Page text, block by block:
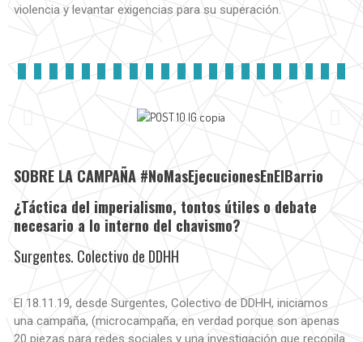
violencia y levantar exigencias para su superación.
SOBRE LA CAMPAÑA #NoMasEjecucionesEnElBarrio
¿Táctica del imperialismo, tontos útiles o debate
necesario a lo interno del chavismo?
Surgentes. Colectivo de DDHH
El 18.11.19, desde Surgentes, Colectivo de DDHH, iniciamos
una campaña, (microcampaña, en verdad porque son apenas